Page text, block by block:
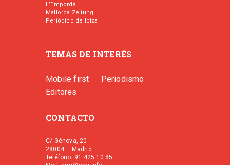
L’Empordà
Mallorca Zeitung
Periódico de Ibiza
TEMAS DE INTERÉS
Mobile first
Periodismo
Editores
CONTACTO
C/ Génova, 20
28004 – Madrid
Teléfono: 91 425 10 85